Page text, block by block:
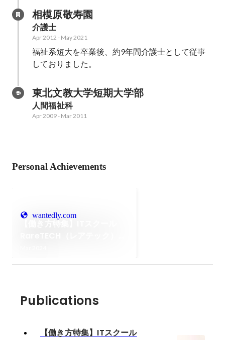
相模原敬寿園
介護士
Apr 2012 - May 2021
福祉系短大を卒業後、約9年間介護士として従事
東北文教大学短期大学部
人間福祉科
Apr 2009- Mar 2011
Personal Achievements
wantedly.com
Publications
【働き方特集】ITスクール